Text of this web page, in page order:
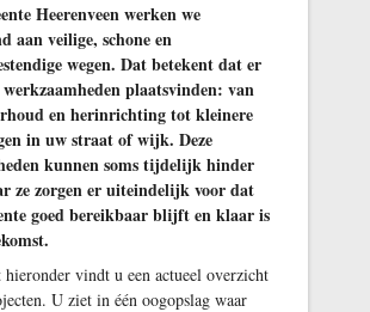
Heerenveen werken we
aan veilige, schone en
wegen. Dat betekent dat er
plaatsvinden: van
en herinrichting tot kleinere
in uw straat of wijk. Deze
kunnen soms tijdelijk hinder
ze zorgen er uiteindelijk voor dat
goed bereikbaar blijft en klaar is
hieronder vindt u een actueel overzicht
U ziet in één oogopslag waar